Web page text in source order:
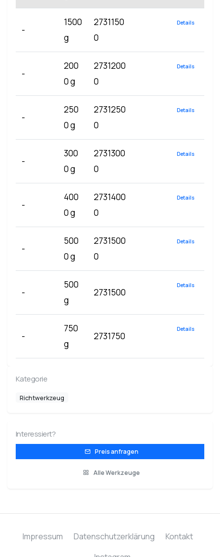
-
1500
g
2731150
0
Details
-
200
0 g
2731200
0
Details
-
250
0 g
2731250
0
Details
-
300
0 g
2731300
0
Details
-
400
0 g
2731400
0
Details
-
500
0 g
2731500
0
Details
-
500
g
2731500
Details
-
750
g
2731750
Details
Kategorie
Richtwerkzeug
Interessiert?
Preis anfragen
Alle Werkzeuge
Impressum Datenschutzerklärung
Kontakt